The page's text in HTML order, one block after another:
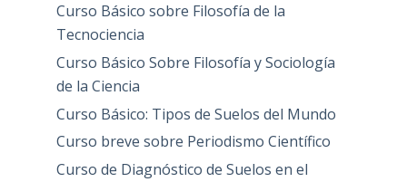
Curso Básico sobre Filosofía de la
Tecnociencia
Curso Básico Sobre Filosofía y Sociología
de la Ciencia
Curso Básico: Tipos de Suelos del Mundo
Curso breve sobre Periodismo Científico
Curso de Diagnóstico de Suelos en el